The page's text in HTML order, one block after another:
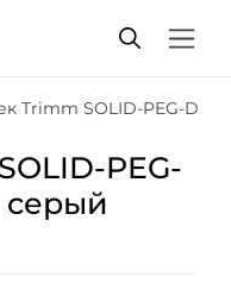
Trimm SOLID-PEG-D18
PEG-
серый